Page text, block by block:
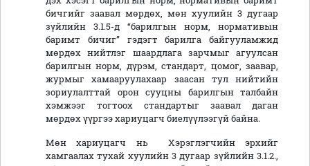
бичгийг заавал мөрдөх, мөн хуулийн 3 дугаар
зүйлийн 3.1.5-д “барилгын норм, нормативын
баримт бичиг” гэдэгт барилга байгууламжид
мөрдөх нийтлэг шаардлага зарчмыг агуулсан
барилгын норм, дүрэм, стандарт, цомог, заавар,
журмыг хамааруулахаар заасан тул нийтийн
зориулалттай орон сууцны барилгын талбайн
хэмжээг тогтоох стандартыг заавал даган
мөрдөх үүргээ хариуцагч биелүүлээгүй байна.
Мөн хариуцагч нь Хэрэглэгчийн эрхийг
хамгаалах тухай хуулийн 3 дугаар зүйлийн 3.1.2.,